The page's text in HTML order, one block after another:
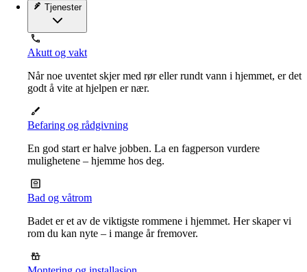
Tjenester
Akutt og vakt
Når noe uventet skjer med rør eller rundt vann i hjemmet, er det
godt å vite at hjelpen er nær.
Befaring og rådgivning
En god start er halve jobben. La en fagperson vurdere
mulighetene – hjemme hos deg.
Bad og våtrom
Badet er et av de viktigste rommene i hjemmet. Her skaper vi
rom du kan nyte – i mange år fremover.